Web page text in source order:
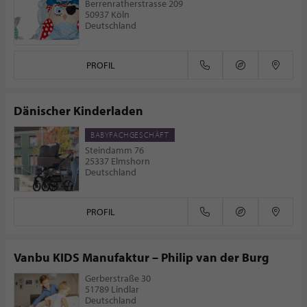
Berrenratherstrasse 209
50937 Köln
Deutschland
PROFIL
Dänischer Kinderladen
BABYFACHGESCHÄFT
Steindamm 76
25337 Elmshorn
Deutschland
PROFIL
Vanbu KIDS Manufaktur – Philip van der Burg
Gerberstraße 30
51789 Lindlar
Deutschland